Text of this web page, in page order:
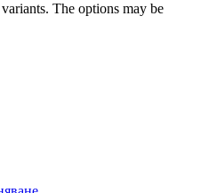
The options may be